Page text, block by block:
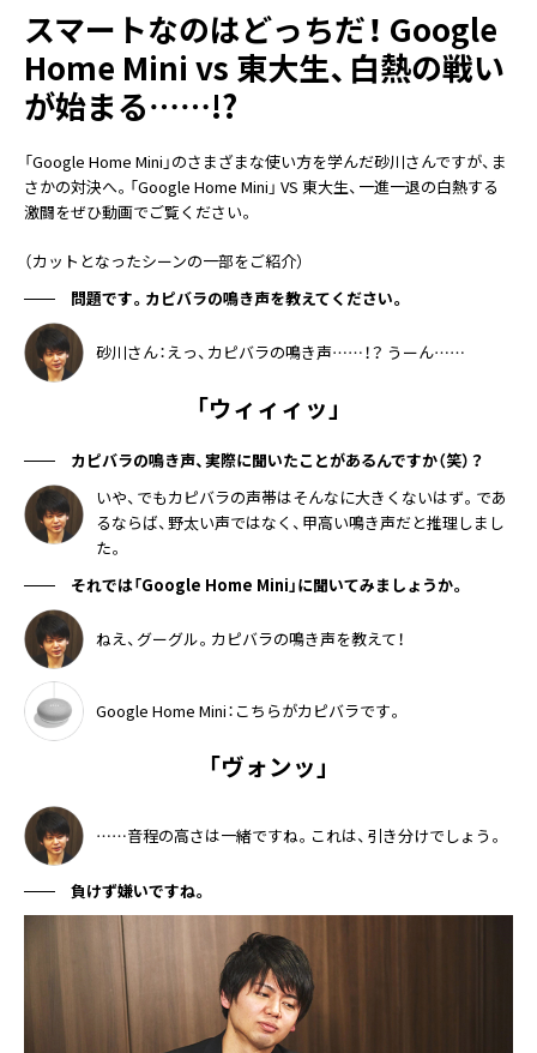
スマートなのはどっちだ！ Google
Home Mini vs 東大生、白熱の戦い
が始まる……!?
「Google Home Mini」のさまざまな使い方を学んだ砂川さんですが、ま
さかの対決へ。「Google Home Mini」 VS 東大生、一進一退の白熱する
激闘をぜひ動画でご覧ください。
（カットとなったシーンの一部をご紹介）
問題です。カピバラの鳴き声を教えてください。
砂川さん：えっ、カピバラの鳴き声……！？ うーん……
「ウィィィッ」
カピバラの鳴き声、実際に聞いたことがあるんですか（笑）？
いや、でもカピバラの声帯はそんなに大きくないはず。であ
るならば、野太い声ではなく、甲高い鳴き声だと推理しまし
た。
それでは「Google Home Mini」に聞いてみましょうか。
ねえ、グーグル。カピバラの鳴き声を教えて！
Google Home Mini：こちらがカピバラです。
「ヴォンッ」
……音程の高さは一緒ですね。これは、引き分けでしょう。
負けず嫌いですね。